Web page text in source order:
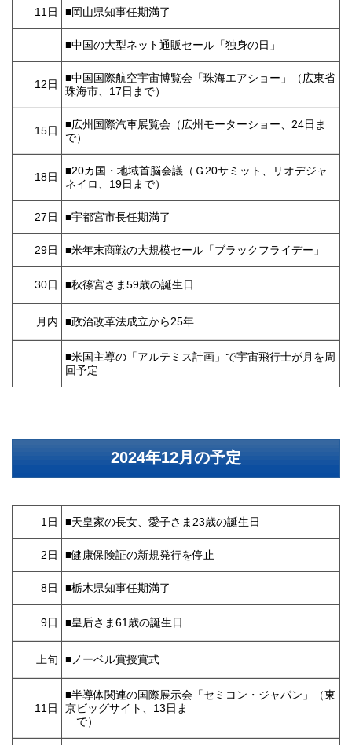
11日 ■岡山県知事任期満了
■中国の大型ネット通販セール「独身の日」
12日
■中国国際航空宇宙博覧会「珠海エアショー」（広東省
珠海市、17日まで）
15日
■広州国際汽車展覧会（広州モーターショー、24日ま
で）
18日
■20カ国・地域首脳会議（Ｇ20サミット、リオデジャ
ネイロ、19日まで）
27日 ■宇都宮市長任期満了
29日 ■米年末商戦の大規模セール「ブラックフライデー」
30日 ■秋篠宮さま59歳の誕生日
月内 ■政治改革法成立から25年
■米国主導の「アルテミス計画」で宇宙飛行士が月を周
回予定
2024年12月の予定
1日 ■天皇家の長女、愛子さま23歳の誕生日
2日 ■健康保険証の新規発行を停止
8日 ■栃木県知事任期満了
9日 ■皇后さま61歳の誕生日
上旬 ■ノーベル賞授賞式
11日
■半導体関連の国際展示会「セミコン・ジャパン」（東
京ビッグサイト、13日ま
で）